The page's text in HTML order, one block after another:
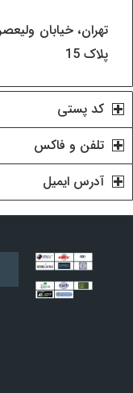
تھران، خيابان
پلاک 15
کد پستی
تلفن و فاکس
آدرس ایمیل